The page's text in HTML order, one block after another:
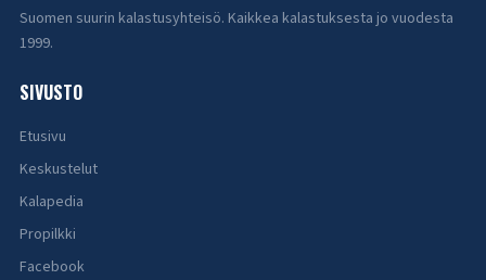
Suomen suurin kalastusyhteisö. Kaikkea kalastuksesta jo vuodesta
1999.
SIVUSTO
Etusivu
Keskustelut
Kalapedia
Propilkki
Facebook